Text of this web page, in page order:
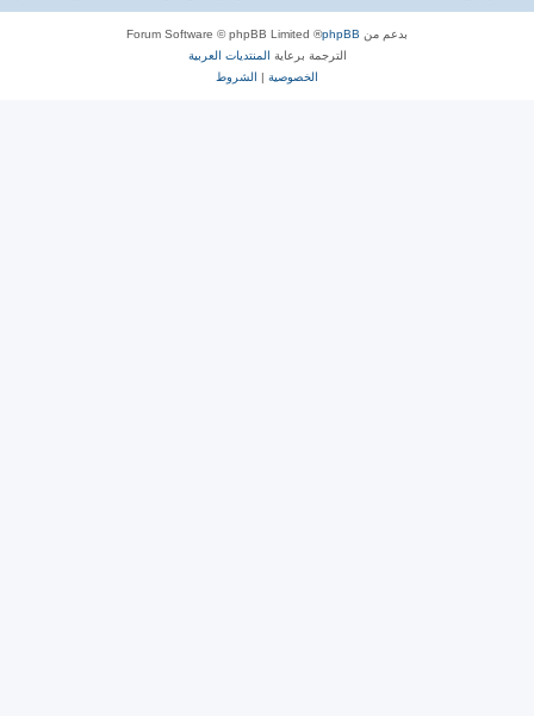
بدعم من phpBB
® Forum Software © phpBB Limited
الترجمة برعاية المنتديات العربية
الخصوصية | الشروط